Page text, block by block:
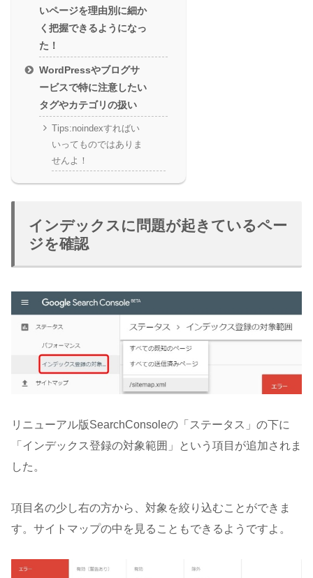
いページを理由別に細か
く把握できるようになっ
た！
WordPressやブログサ
ービスで特に注意したい
タグやカテゴリの扱い
Tips:noindexすればい
いってものではありま
せんよ！
インデックスに問題が起きているペー
ジを確認
リニューアル版SearchConsoleの「ステータス」の下に
「インデックス登録の対象範囲」という項目が追加されま
した。
項目名の少し右の方から、対象を絞り込むことができま
す。サイトマップの中を見ることもできるようですよ。